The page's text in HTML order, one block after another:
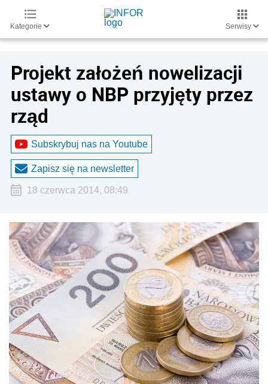
Kategorie Serwisy
Projekt założeń nowelizacji
ustawy o NBP przyjęty przez
rząd
Subskrybuj nas na Youtube
Zapisz się na newsletter
18 czerwca 2014, 08:49